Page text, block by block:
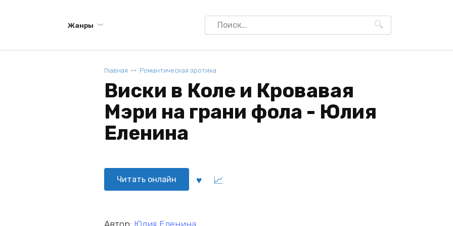
Жанры
Search
for:
Главная Романтическая эротика
Виски в Коле и Кровавая
Мэри на грани фола - Юлия
Еленина
Читать онлайн
Автор: Юлия Еленина